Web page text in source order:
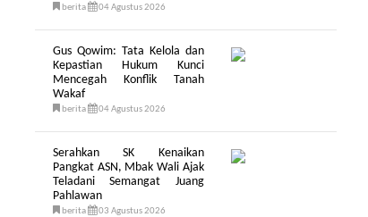
berita 04 Agustus 2026
Gus Qowim: Tata Kelola dan
Kepastian Hukum Kunci
Mencegah Konflik Tanah
Wakaf
berita 04 Agustus 2026
Serahkan SK Kenaikan
Pangkat ASN, Mbak Wali Ajak
Teladani Semangat Juang
Pahlawan
berita 03 Agustus 2026